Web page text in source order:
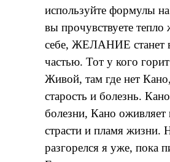
используйте формулы
вы прочувствуете тепло
себе, ЖЕЛАНИЕ станет
частью. Тот у кого
Живой, там где нет
старость и болезнь.
болезни, Кано оживляет
страсти и пламя жизни.
разгорелся я уже, пока